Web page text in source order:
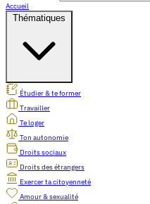
Accueil
Thématiques
Étudier & te former
Travailler
Te loger
Ton autonomie
Droits sociaux
Droits des étrangers
Exercer ta citoyenneté
Amour & sexualité